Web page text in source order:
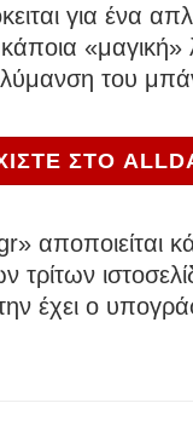
για ένα
κάποια
του
ΣΤΟ
αποποιείται
τρίτων
έχει ο